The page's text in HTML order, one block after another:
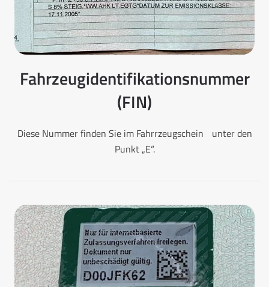
Fahrzeugidentifikationsnummer
(FIN)
Diese Nummer finden Sie im Fahrrzeugschein unter den
Punkt „E“.